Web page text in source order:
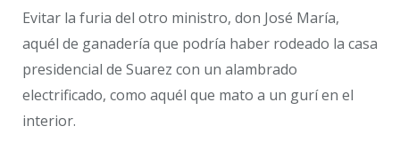
Evitar la furia del otro ministro, don José María,
aquél de ganadería que podría haber rodeado la casa
presidencial de Suarez con un alambrado
electrificado, como aquél que mato a un gurí en el
interior.